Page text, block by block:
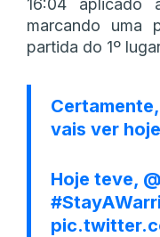
16:04 aplicado
marcando uma
partida do 1º
vais ver
Hoje teve,